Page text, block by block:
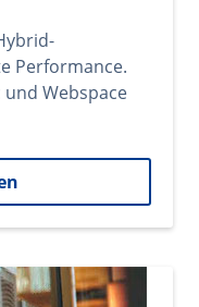
Performance.
Webspace